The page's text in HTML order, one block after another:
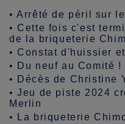
•Arrêté de péril sur
• Cette fois c'est
de la briqueterie
• Constat d'huissier
•
Du neuf au Comité !
•
Décès de Christine
•Jeu de piste 2024
Merlin
•
La briqueterie